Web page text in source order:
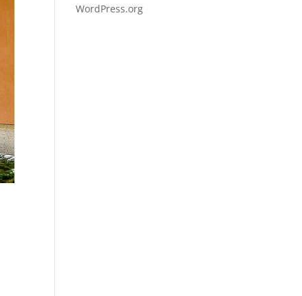
WordPress.org